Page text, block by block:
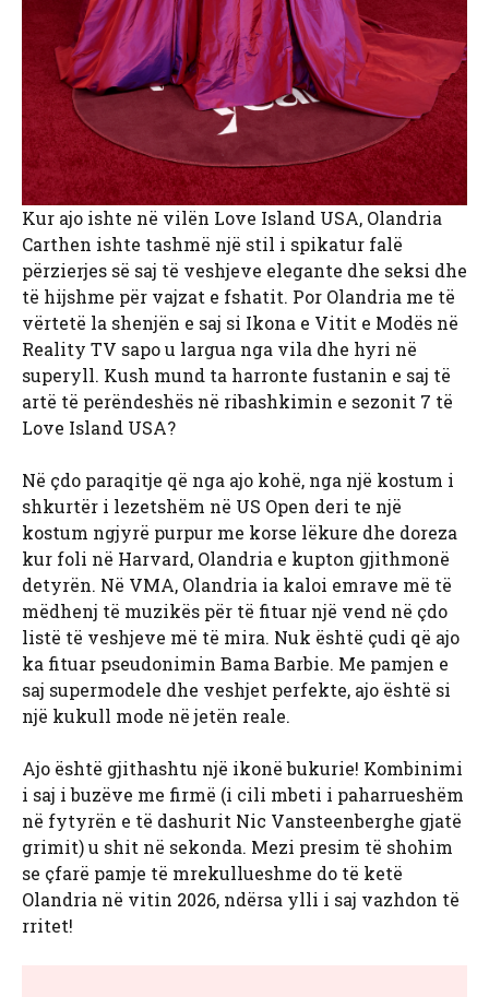
Kur ajo ishte në vilën Love Island USA, Olandria
Carthen ishte tashmë një stil i spikatur falë
përzierjes së saj të veshjeve elegante dhe seksi dhe
të hijshme për vajzat e fshatit. Por Olandria me të
vërtetë la shenjën e saj si Ikona e Vitit e Modës në
Reality TV sapo u largua nga vila dhe hyri në
superyll. Kush mund ta harronte fustanin e saj të
artë të perëndeshës në ribashkimin e sezonit 7 të
Love Island USA?
Në çdo paraqitje që nga ajo kohë, nga një kostum i
shkurtër i lezetshëm në US Open deri te një
kostum ngjyrë purpur me korse lëkure dhe doreza
kur foli në Harvard, Olandria e kupton gjithmonë
detyrën. Në VMA, Olandria ia kaloi emrave më të
mëdhenj të muzikës për të fituar një vend në çdo
listë të veshjeve më të mira. Nuk është çudi që ajo
ka fituar pseudonimin Bama Barbie. Me pamjen e
saj supermodele dhe veshjet perfekte, ajo është si
një kukull mode në jetën reale.
Ajo është gjithashtu një ikonë bukurie! Kombinimi
i saj i buzëve me firmë (i cili mbeti i paharrueshëm
në fytyrën e të dashurit Nic Vansteenberghe gjatë
grimit) u shit në sekonda. Mezi presim të shohim
se çfarë pamje të mrekullueshme do të ketë
Olandria në vitin 2026, ndërsa ylli i saj vazhdon të
rritet!